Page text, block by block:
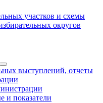
участков и схемы
округов
выступлений, отчеты
и показатели